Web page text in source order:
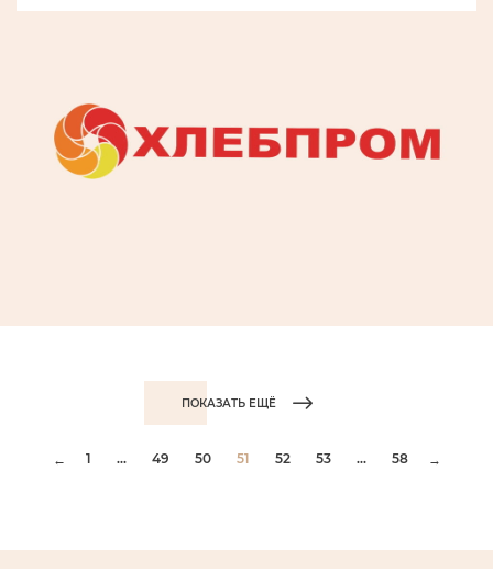
ПОКАЗАТЬ ЕЩЁ
← 1 ... 49 50 51 52 53 ... 58 →